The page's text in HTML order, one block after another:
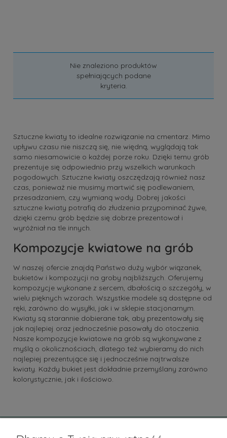
Nie znaleziono produktów
spełniających podane
kryteria.
Sztuczne kwiaty to idealne rozwiązanie na cmentarz. Mimo
upływu czasu nie niszczą się, nie więdną, wyglądają tak
samo niesamowicie o każdej porze roku. Dzięki temu grób
prezentuje się odpowiednio przy wszelkich warunkach
pogodowych. Sztuczne kwiaty oszczędzają również nasz
czas, ponieważ nie musimy martwić się podlewaniem,
przesadzaniem, czy wymianą wody. Dobrej jakości
sztuczne kwiaty potrafią do złudzenia przypominać żywe,
dzięki czemu grób będzie się dobrze prezentował i
wyróżniał na tle innych.
Kompozycje kwiatowe na grób
W naszej ofercie znajdą Państwo duży wybór wiązanek,
bukietów i kompozycji na groby najbliższych. Oferujemy
kompozycje wykonane z sercem, dbałością o szczegóły, w
wielu pięknych wzorach. Wszystkie modele są dostępne od
ręki, zarówno do wysyłki, jak i w sklepie stacjonarnym.
Kwiaty są starannie dobierane tak, aby prezentowały się
jak najlepiej oraz jednocześnie pasowały do otoczenia.
Nasze kompozycje kwiatowe na grób są wykonywane z
myślą o okolicznościach, dlatego też wybieramy do nich
najlepiej prezentujące się i jednocześnie najtrwalsze
kwiaty. Każdy bukiet jest dokładnie przemyślany zarówno
kolorystycznie, jak i ilościowo.